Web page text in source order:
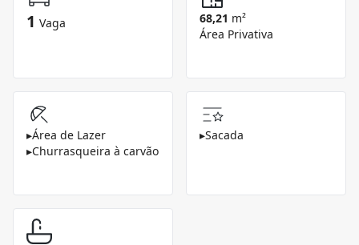
1 Vaga 68,21 m²
Área Privativa
▸Área de Lazer
▸Churrasqueira à carvão
▸Sacada